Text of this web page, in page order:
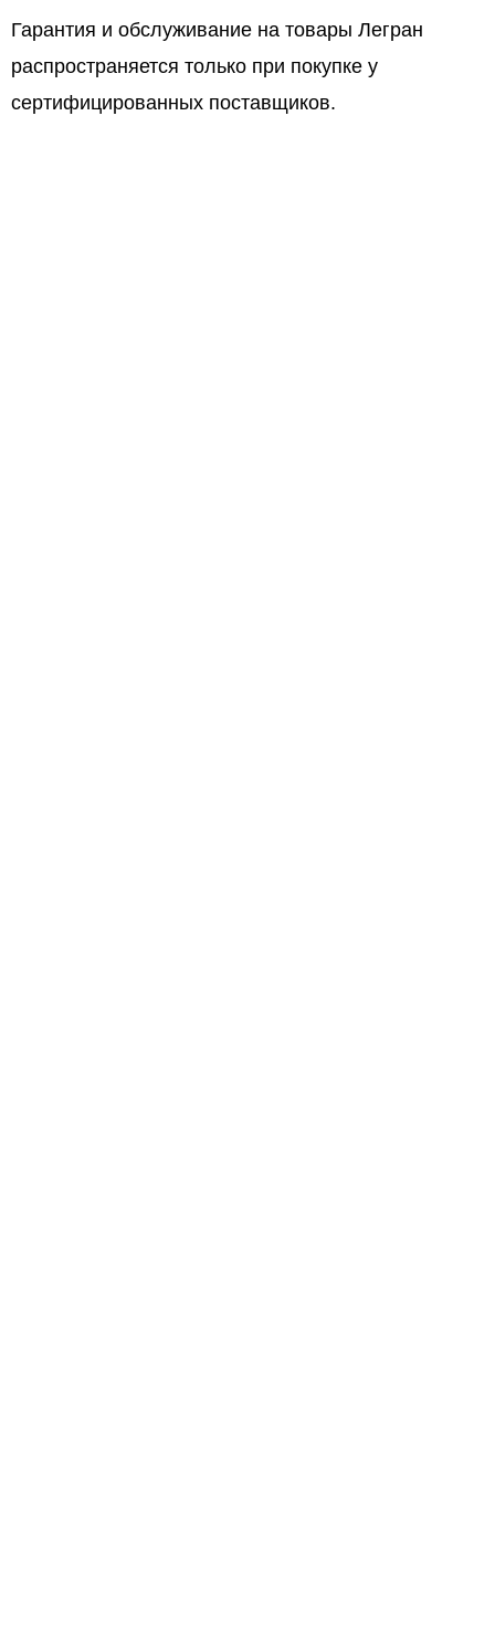
Гарантия и обслуживание на товары Легран
распространяется только при покупке у
сертифицированных поставщиков.